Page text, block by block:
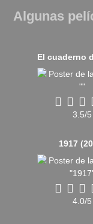
Algunas
3.5/5
1917
4.0/5